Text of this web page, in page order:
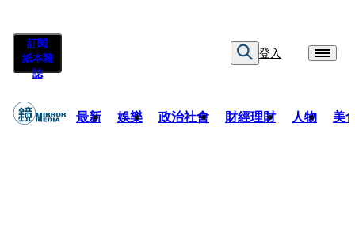
訂閱
紙本雜
誌
登入
最新 娛樂 政治社會 財經理財 人物 美